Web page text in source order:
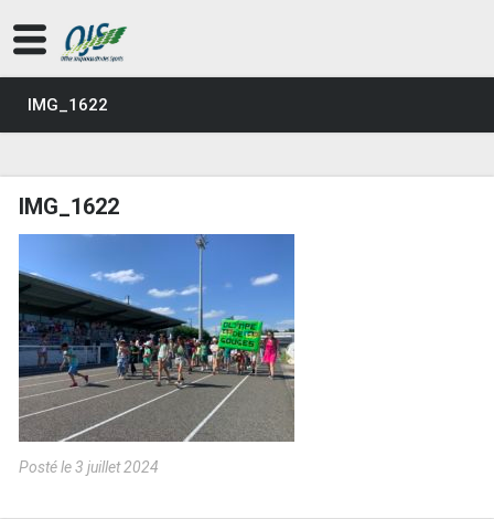
IMG_1622
IMG_1622
Posté le 3 juillet 2024